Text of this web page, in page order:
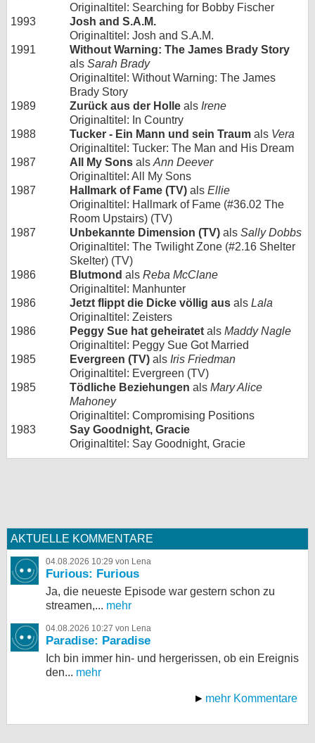
Originaltitel: Searching for Bobby Fischer
1993
Josh and S.A.M.
Originaltitel: Josh and S.A.M.
1991
Without Warning: The James Brady Story
als Sarah Brady
Originaltitel: Without Warning: The James
Brady Story
1989
Zurück aus der Holle als Irene
Originaltitel: In Country
1988
Tucker - Ein Mann und sein Traum als Vera
Originaltitel: Tucker: The Man and His Dream
1987
All My Sons als Ann Deever
Originaltitel: All My Sons
1987
Hallmark of Fame (TV) als Ellie
Originaltitel: Hallmark of Fame (#36.02 The
Room Upstairs) (TV)
1987
Unbekannte Dimension (TV) als Sally Dobbs
Originaltitel: The Twilight Zone (#2.16 Shelter
Skelter) (TV)
1986
Blutmond als Reba McClane
Originaltitel: Manhunter
1986
Jetzt flippt die Dicke völlig aus als Lala
Originaltitel: Zeisters
1986
Peggy Sue hat geheiratet als Maddy Nagle
Originaltitel: Peggy Sue Got Married
1985
Evergreen (TV) als Iris Friedman
Originaltitel: Evergreen (TV)
1985
Tödliche Beziehungen als Mary Alice
Mahoney
Originaltitel: Compromising Positions
1983
Say Goodnight, Gracie
Originaltitel: Say Goodnight, Gracie
AKTUELLE KOMMENTARE
04.08.2026 10:29 von Lena
Furious: Furious
Ja, die neueste Episode war gestern schon zu
streamen,... mehr
04.08.2026 10:27 von Lena
Paradise: Paradise
Ich bin immer hin- und hergerissen, ob ein Ereignis
den... mehr
mehr Kommentare